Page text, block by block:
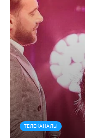
ТЕЛЕКАНАЛЫ